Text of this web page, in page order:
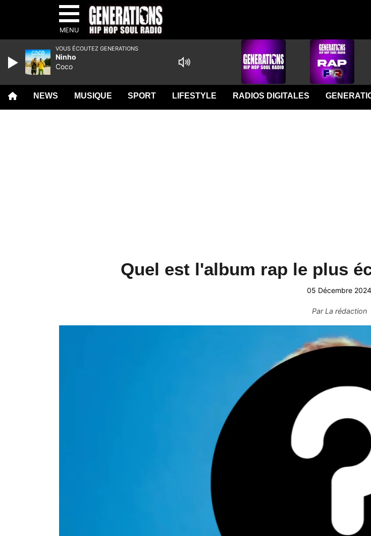
MENU
NEWS MUSIQUE SPORT LIFESTYLE RADIOS DIGITALES
Quel est l'album rap le plus
05 Décembre 2024
ParLa rédaction
VOUS ÉCOUTEZ GENERATIONS
Ninho
Coco